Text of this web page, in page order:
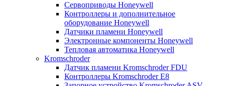
Сервоприводы Honeywell
Контроллеры и дополнительное
оборудование Honeywell
Датчики пламени Honeywell
Электронные компоненты Honeywell
Тепловая автоматика Honeywell
Kromschroder
Датчик пламени Kromschroder FDU
Контроллеры Kromschroder E8